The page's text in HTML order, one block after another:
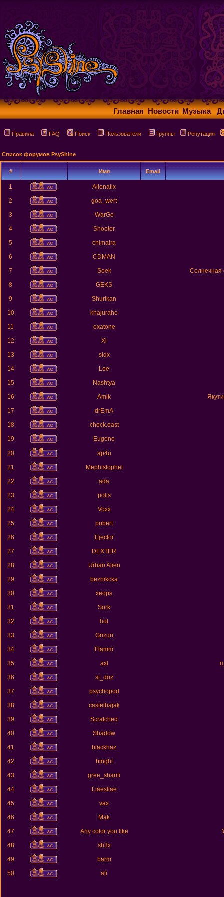
Главная Новости Музыка
Правила FAQ Поиск Пользователи Группы Репутация
Список форумов PsyShine
# Имя Email
1
Alienatix
2
goa_wert
3
WarGo
4
Shooter
5
chimaira
6
CDMAN
7
Seek
Солнечная
8
GEKS
9
Shurikan
10
khajuraho
11
exatone
12
Xi
13
sidx
14
Lee
15
Nashtya
16
Amik
17
drEmA
18
check.east
19
Eugene
20
ap4u
21
Mephistophel
22
ada
23
polis
24
Voxx
25
pubert
26
Ejector
27
DEXTER
28
Urban Alien
29
beznikcka
30
xeops
31
Sork
32
hol
33
Grizun
34
Flamm
35
axl
36
st_doz
37
psychopod
38
castelbajak
39
Scratched
40
Shadow
41
blackhaz
42
binghi
43
gree_shanti
44
Liaesliae
45
vax
46
Mak
47
Any color you like
48
sh3x
49
barm
50
ali